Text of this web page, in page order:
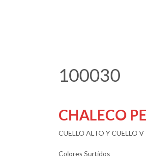
100030
CHALECO
CUELLO ALTO Y CUELLO V
Colores Surtidos